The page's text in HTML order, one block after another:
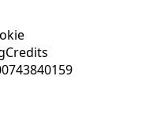
Credits